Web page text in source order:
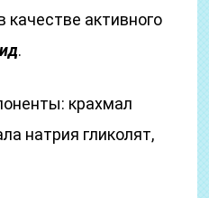
активного
.
крахмал
натрия гликолят,